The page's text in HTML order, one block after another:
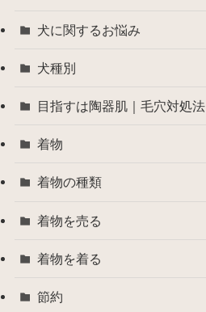
犬に関するお悩み
犬種別
目指すは陶器肌｜毛穴対処法
着物
着物の種類
着物を売る
着物を着る
節約